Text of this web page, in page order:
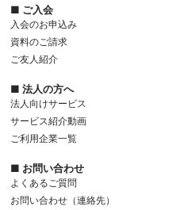
■ ご入会
入会のお申込み
資料のご請求
ご友人紹介
■ 法人の方へ
法人向けサービス
サービス紹介動画
ご利用企業一覧
■ お問い合わせ
よくあるご質問
お問い合わせ（連絡先）